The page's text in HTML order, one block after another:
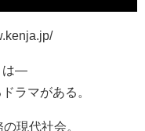
は―
ラマがある。
現代社会。